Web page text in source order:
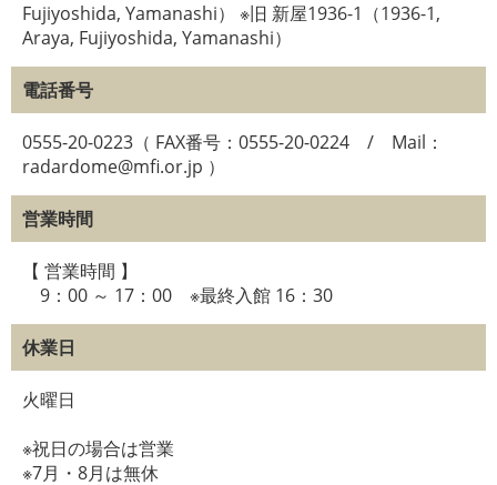
Fujiyoshida, Yamanashi） ※旧 新屋1936-1（1936-1,
Araya, Fujiyoshida, Yamanashi）
電話番号
0555-20-0223（ FAX番号：0555-20-0224 / Mail：
radardome@mfi.or.jp ）
営業時間
【 営業時間 】
9：00 ～ 17：00 ※最終入館 16：30
休業日
火曜日
※祝日の場合は営業
※7月・8月は無休